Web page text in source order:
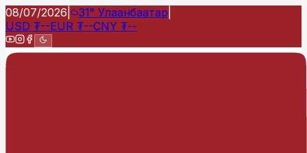
08/07/2026 31° Улаанбаатар
USD ₮--EUR ₮--CNY ₮--